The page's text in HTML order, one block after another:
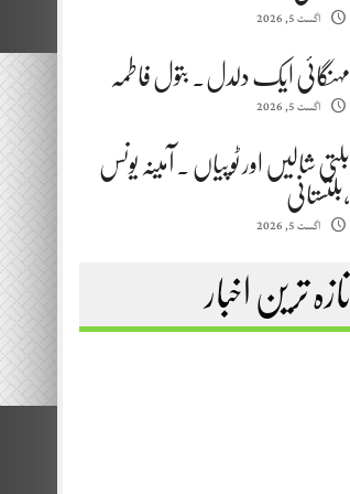
اگست 5, 2026
مہنگائی ایک دلدل. بتول فاطمہ
اگست 5, 2026
بلتی شالیں اور ٹوپیاں . آمینہ یونس
،بلتستانی
اگست 5, 2026
تازہ ترین اخبار